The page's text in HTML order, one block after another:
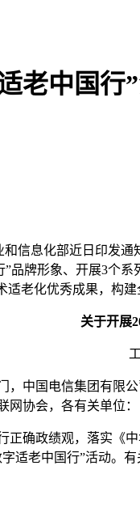
老中国行
信息化部近日印发
品牌形象、开展3个
老化优秀成果，构
关于开展
中国电信集团有限
协会，各有关单位：
政绩观，落实《中
适老中国行”活动。有